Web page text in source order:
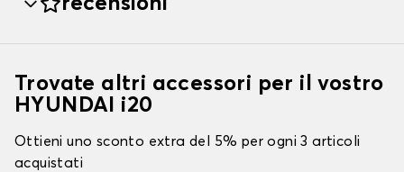
Trovate altri accessori per il vostro
HYUNDAI i20
Ottieni uno sconto extra del 5% per ogni 3 articoli
acquistati